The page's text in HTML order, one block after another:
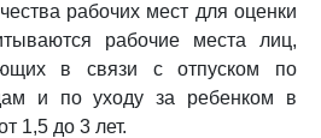
рабочих мест для оценки
рабочие места лиц,
в связи с отпуском по
и по уходу за ребенком в
1,5 до 3 лет.